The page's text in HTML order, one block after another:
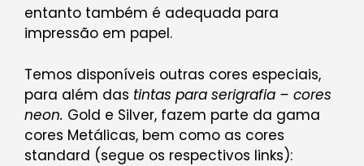
entanto também é adequada para
impressão em papel.
Temos disponíveis outras cores especiais,
para além das tintas para serigrafia – cores
neon. Gold e Silver, fazem parte da gama
cores Metálicas, bem como as cores
standard (segue os respectivos links):